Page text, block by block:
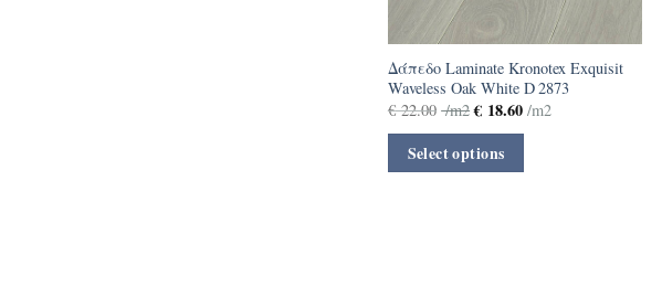
Δάπεδο Laminate Kronotex Exquisit
Waveless Oak White D 2873
€22.00 /m2 € 18.60 /m2
Select options